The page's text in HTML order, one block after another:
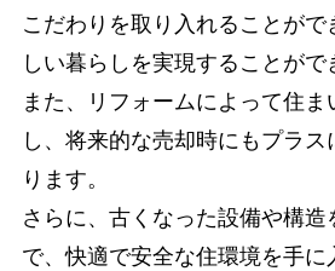
こだわりを取り入れることがで
しい暮らしを実現することがで
また、リフォームによって住
し、将来的な売却時にもプラ
ります。
さらに、古くなった設備や構造
で、快適で安全な住環境を手に